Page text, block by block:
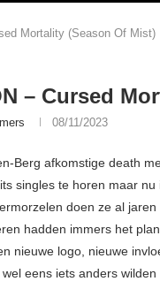
Mortality (Season Of Mist)
– Cursed
08/11/2023
Berg afkomstige death
singles te horen maar
doen ze al
hadden immers het
nieuwe logo, nieuwe
eens iets anders